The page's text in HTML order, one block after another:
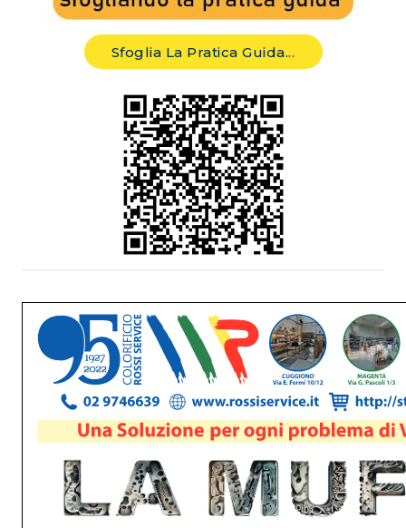
Sfoglia La Pratica Guida...